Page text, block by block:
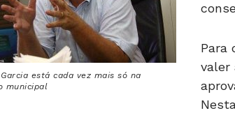
está cada vez mais só na
municipal
Para
valer